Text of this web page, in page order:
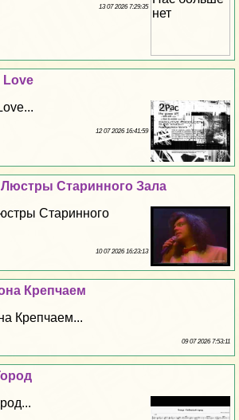
13 07 2026 7:29:35
Love
12 07 2026 16:41:59
Старинного Зала
Старинного
10 07 2026 16:23:13
Крепчаем
Крепчаем...
09 07 2026 7:53:11